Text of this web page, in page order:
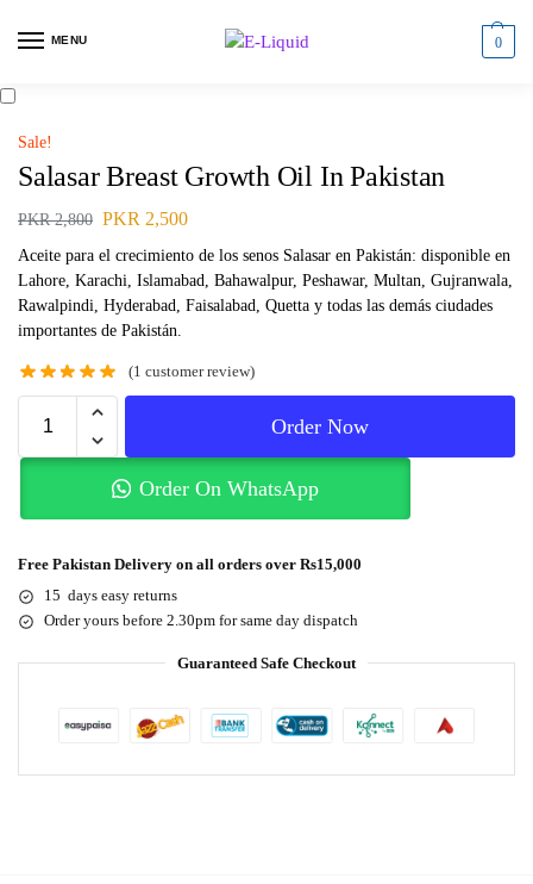
MENU 0
Sale!
Salasar Breast Growth Oil In Pakistan
PKR2,800 PKR 2,500
Aceite para el crecimiento de los senos Salasar en Pakistán: disponible en
Lahore, Karachi, Islamabad, Bahawalpur, Peshawar, Multan, Gujranwala,
Rawalpindi, Hyderabad, Faisalabad, Quetta y todas las demás ciudades
importantes de Pakistán.
(1 customer review)
Order Now
Order On WhatsApp
Free Pakistan Delivery on all orders over Rs15,000
15 days easy returns
Order yours before 2.30pm for same day dispatch
Guaranteed Safe Checkout